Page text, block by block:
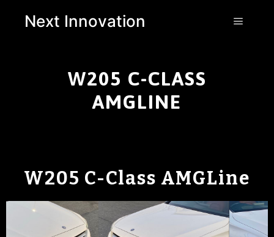
Next Innovation
W205 C-CLASS
AMGLINE
W205 C-Class AMGLine